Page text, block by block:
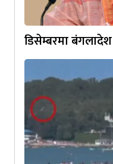
डिसेम्बरमा